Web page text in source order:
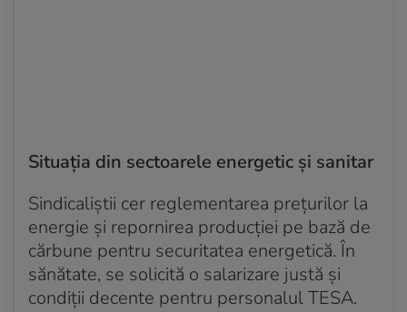
Situaţia din sectoarele energetic şi sanitar
Sindicaliştii cer reglementarea preţurilor la
energie şi repornirea producţiei pe bază de
cărbune pentru securitatea energetică. În
sănătate, se solicită o salarizare justă şi
condiţii decente pentru personalul TESA.